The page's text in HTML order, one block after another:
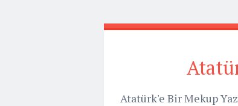
Atatürk'e Bir Mekup